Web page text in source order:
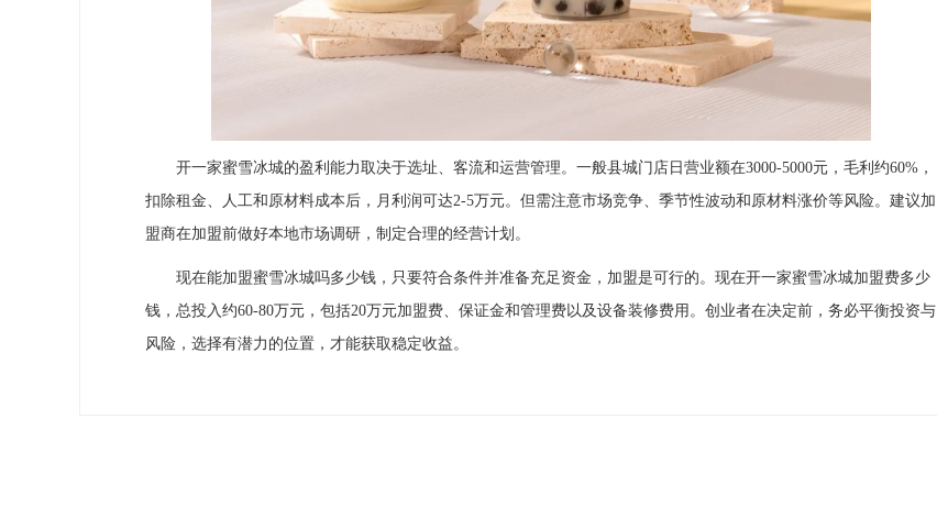
开一家蜜雪冰城的盈利能力取决于选址、客流和运营管理。一般县城门店日营业额在3000-5000元，毛利约60%，
扣除租金、人工和原材料成本后，月利润可达2-5万元。但需注意市场竞争、季节性波动和原材料涨价等风险。建议加
盟商在加盟前做好本地市场调研，制定合理的经营计划。
现在能加盟蜜雪冰城吗多少钱，只要符合条件并准备充足资金，加盟是可行的。现在开一家蜜雪冰城加盟费多少
钱，总投入约60-80万元，包括20万元加盟费、保证金和管理费以及设备装修费用。创业者在决定前，务必平衡投资与
风险，选择有潜力的位置，才能获取稳定收益。